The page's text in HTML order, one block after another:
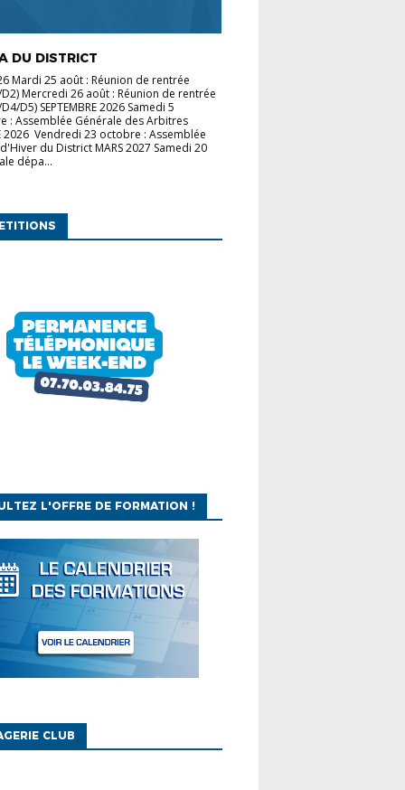
DU DISTRICT
Mardi 25 août : Réunion de rentrée
Mercredi 26 août : Réunion de rentrée
D5) SEPTEMBRE 2026 Samedi 5
: Assemblée Générale des Arbitres
2026 Vendredi 23 octobre : Assemblée
du District MARS 2027 Samedi 20
dépa...
L'OFFRE DE FORMATION !
CLUB